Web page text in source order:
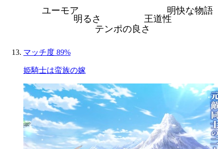
明快な物語
王道性
テンポの良さ
明るさ
ユーモア
マッチ度 89%
姫騎士は蛮族の嫁